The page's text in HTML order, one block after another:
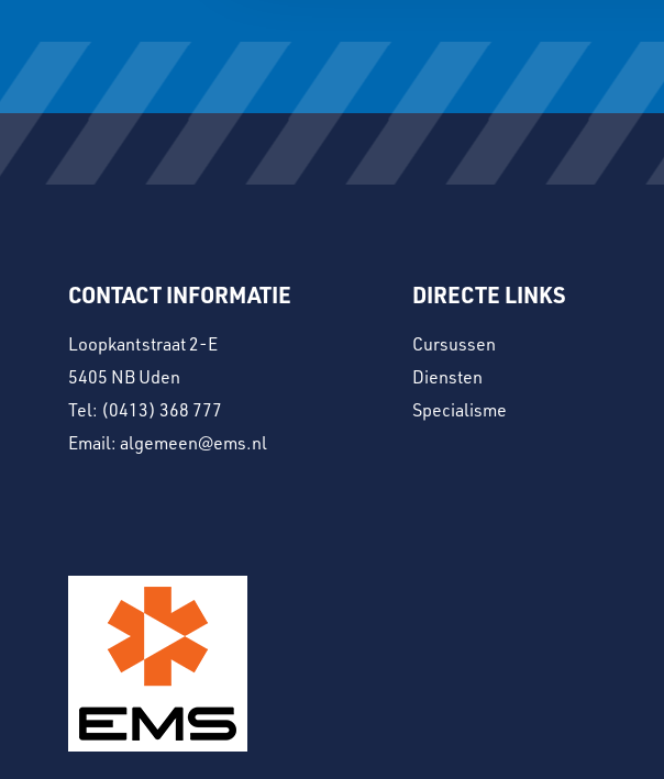
CONTACT INFORMATIE
Loopkantstraat 2-E
5405 NB Uden
Tel: (0413) 368 777
Email: algemeen@ems.nl
DIRECTE LINKS
Cursussen
Diensten
Specialisme